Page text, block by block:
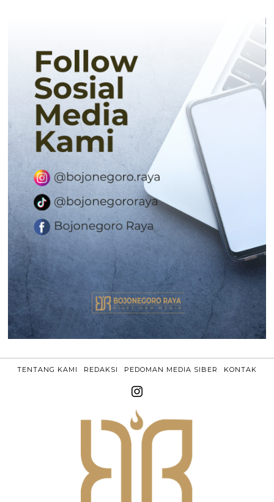
TENTANG KAMI REDAKSI PEDOMAN MEDIA SIBER KONTAK